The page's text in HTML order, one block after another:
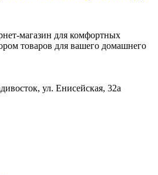
магазин для комфортных
товаров для вашего домашнего
ул. Енисейская, 32а